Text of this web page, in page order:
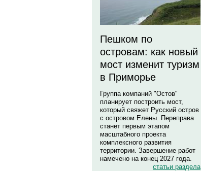
Пешком по
островам: как новый
мост изменит туризм
в Приморье
Группа компаний "Остов"
планирует построить мост,
который свяжет Русский остров
с островом Елены. Переправа
станет первым этапом
масштабного проекта
комплексного развития
территории. Завершение работ
намечено на конец 2027 года.
статьи раздела